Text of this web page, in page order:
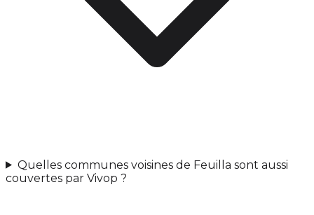
Quelles communes voisines de Feuilla sont aussi
couvertes par Vivop ?